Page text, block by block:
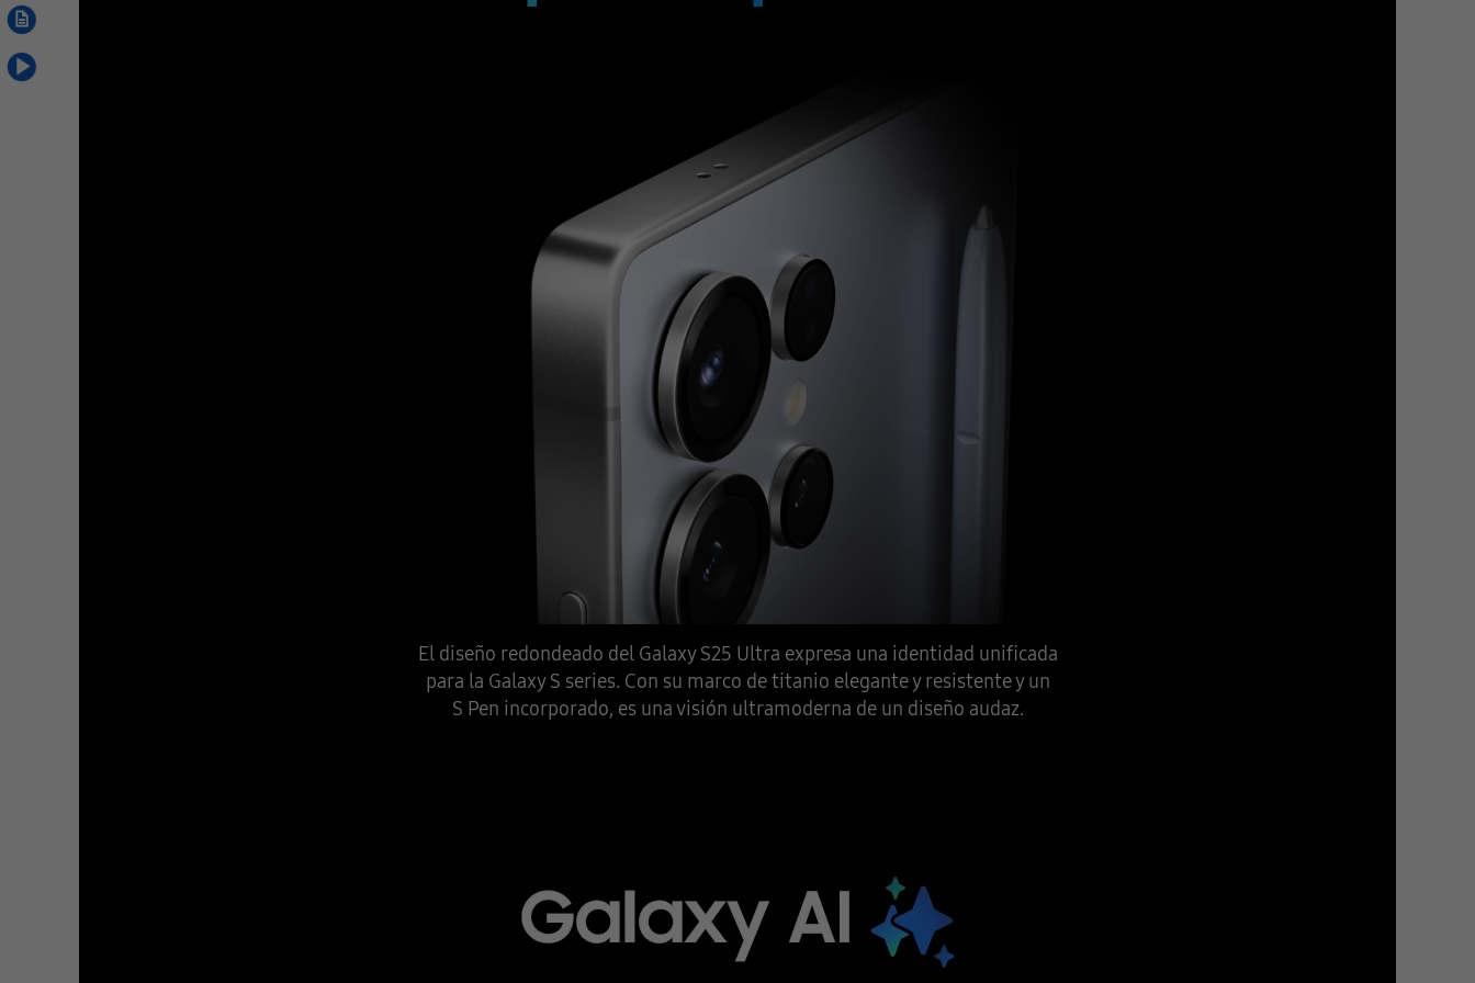
El diseño redondeado del Galaxy S25 Ultra expresa una identidad unificada
para la Galaxy S series. Con su marco de titanio elegante y resistente y un
S Pen incorporado, es una visión ultramoderna de un diseño audaz.